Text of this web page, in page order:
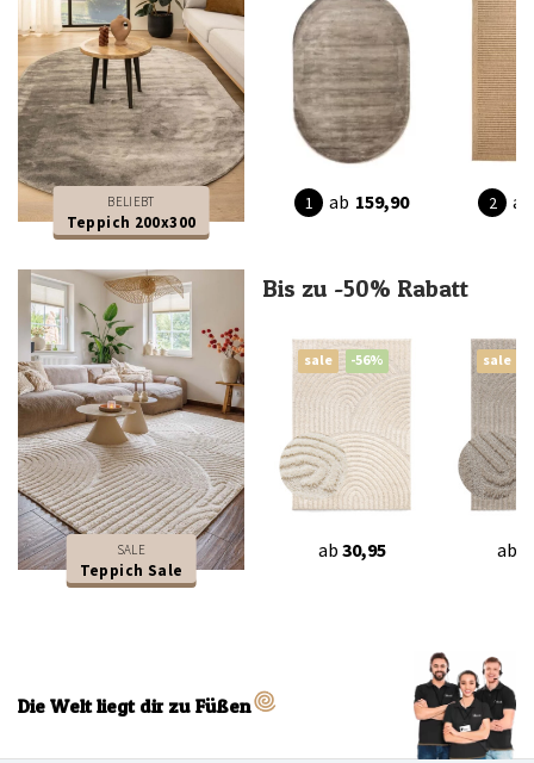
BELIEBT
Teppich 200x300
ab 159,90 ab
SALE
Teppich Sale
Bis zu -50% Rabatt
sale -56%
ab 30,95
sale
ab
Die Welt liegt dir zu Füßen